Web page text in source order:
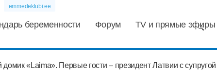
emmedeklubi.ee
беременности Форум TV и прямые эфиры